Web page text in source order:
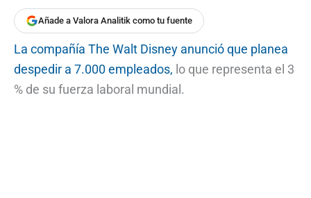
Añade a Valora Analitik como tu fuente
La compañía The Walt Disney anunció que planea
despedir a 7.000 empleados, lo que representa el 3
% de su fuerza laboral mundial.